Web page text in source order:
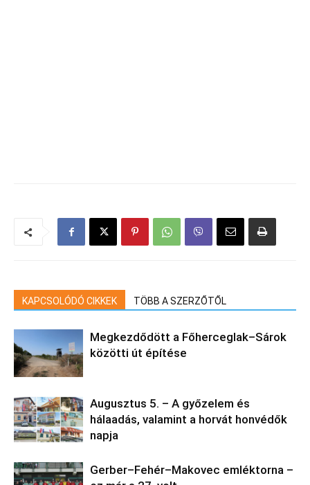
KAPCSOLÓDÓ CIKKEK TÖBB A SZERZŐTŐL
Megkezdődött a Főherceglak–Sárok
közötti út építése
Augusztus 5. – A győzelem és
hálaadás, valamint a horvát honvédők
napja
Gerber–Fehér–Makovec emléktorna –